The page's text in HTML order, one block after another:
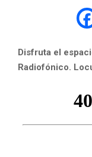
Disfruta el
Radiofónico.